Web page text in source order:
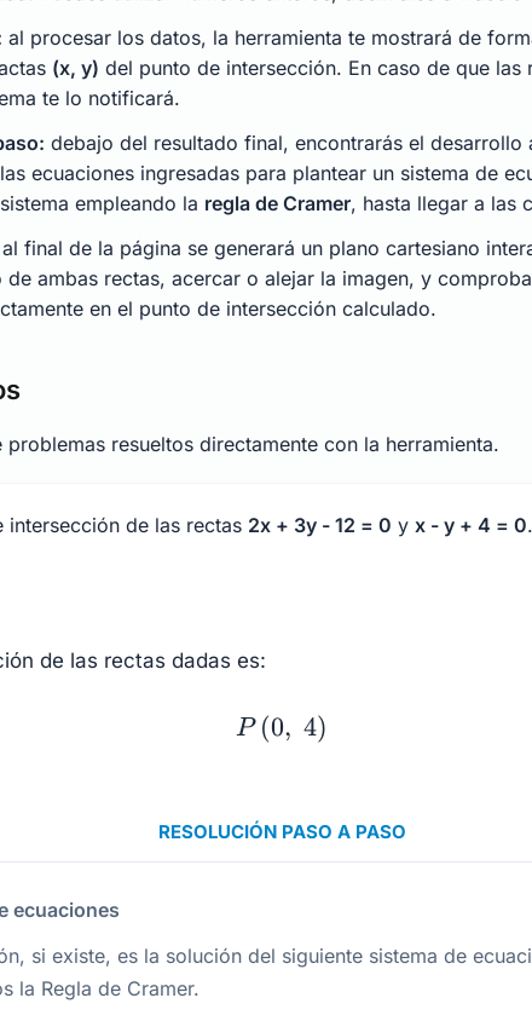
al procesar los datos, la herramienta te mostrará de
(x, y) del punto de intersección. En caso de que las
te lo notificará.
debajo del resultado final, encontrarás el desarrollo
ecuaciones ingresadas para plantear un sistema de
empleando la regla de Cramer, hasta llegar a las
al final de la página se generará un plano cartesiano
ambas rectas, acercar o alejar la imagen, y
en el punto de intersección calculado.
resueltos directamente con la herramienta.
intersección de las rectas 2x + 3y - 12 = 0 y x - y + 4 = 0.
de las rectas dadas es:
P\left(0, \; 4\right)
P (0, 4)
RESOLUCIÓN PASO A PASO
ecuaciones
si existe, es la solución del siguiente sistema de
la Regla de Cramer.